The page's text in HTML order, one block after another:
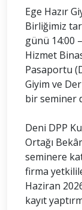
Ege Hazır
Birliğimiz
günü 14:00
Hizmet
Pasaportu
Giyim ve
bir seminer
Deni DPP
Ortağı
seminere
firma
Haziran
kayıt